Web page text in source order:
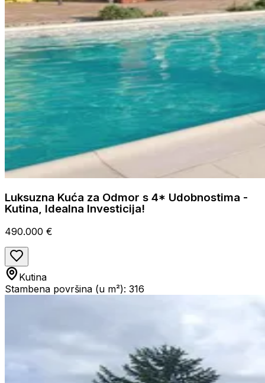
Luksuzna Kuća za Odmor s 4* Udobnostima -
Kutina, Idealna Investicija!
490.000 €
Kutina
Stambena površina (u m²): 316